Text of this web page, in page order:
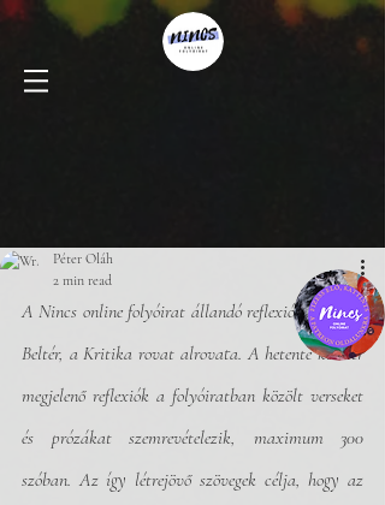
Péter Oláh
2 min read
A Nincs online folyóirat állandó reflexiós bázisa a
Beltér, a Kritika rovat alrovata. A hetente kétszer
megjelenő reflexiók a folyóiratban közölt verseket
és prózákat szemrevételezik, maximum 300
szóban. Az így létrejövő szövegek célja, hogy az